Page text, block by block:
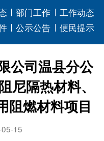
部门工作
工作动态
公示公告 便民提示
公司温县分公
尼隔热材料、
阻燃材料项目
15